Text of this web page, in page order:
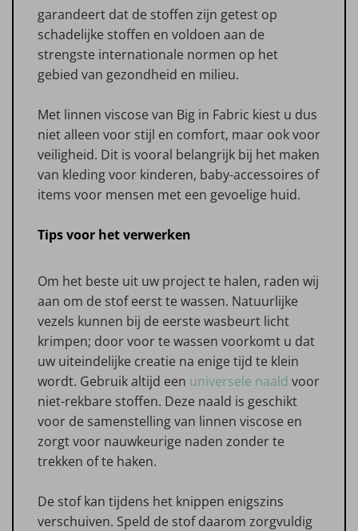
garandeert dat de stoffen zijn getest op
schadelijke stoffen en voldoen aan de
strengste internationale normen op het
gebied van gezondheid en milieu.
Met linnen viscose van Big in Fabric kiest u dus
niet alleen voor stijl en comfort, maar ook voor
veiligheid. Dit is vooral belangrijk bij het maken
van kleding voor kinderen, baby-accessoires of
items voor mensen met een gevoelige huid.
Tips voor het verwerken
Om het beste uit uw project te halen, raden wij
aan om de stof eerst te wassen. Natuurlijke
vezels kunnen bij de eerste wasbeurt licht
krimpen; door voor te wassen voorkomt u dat
uw uiteindelijke creatie na enige tijd te klein
wordt. Gebruik altijd een universele naald voor
niet-rekbare stoffen. Deze naald is geschikt
voor de samenstelling van linnen viscose en
zorgt voor nauwkeurige naden zonder te
trekken of te haken.
De stof kan tijdens het knippen enigszins
verschuiven. Speld de stof daarom zorgvuldig